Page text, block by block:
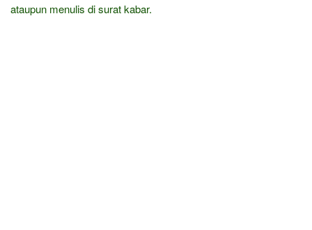
ataupun menulis di surat kabar.